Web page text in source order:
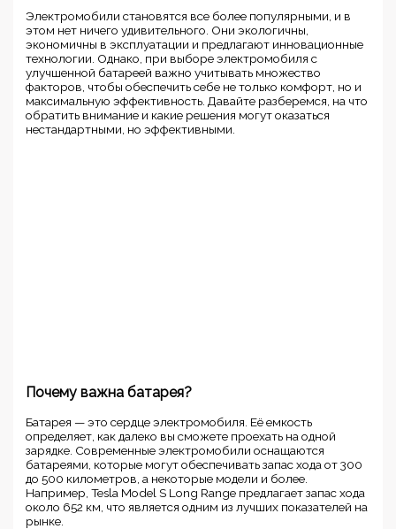
Электромобили становятся все более популярными, и в
этом нет ничего удивительного. Они экологичны,
экономичны в эксплуатации и предлагают инновационные
технологии. Однако, при выборе электромобиля с
улучшенной батареей важно учитывать множество
факторов, чтобы обеспечить себе не только комфорт, но и
максимальную эффективность. Давайте разберемся, на что
обратить внимание и какие решения могут оказаться
нестандартными, но эффективными.
Почему важна батарея?
Батарея — это сердце электромобиля. Её емкость
определяет, как далеко вы сможете проехать на одной
зарядке. Современные электромобили оснащаются
батареями, которые могут обеспечивать запас хода от 300
до 500 километров, а некоторые модели и более.
Например, Tesla Model S Long Range предлагает запас хода
около 652 км, что является одним из лучших показателей на
рынке.